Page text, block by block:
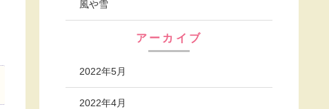
風や雪
アーカイブ
2022年5月
2022年4月